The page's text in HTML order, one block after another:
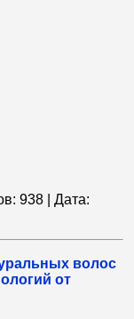
938
Дата:
волос
от